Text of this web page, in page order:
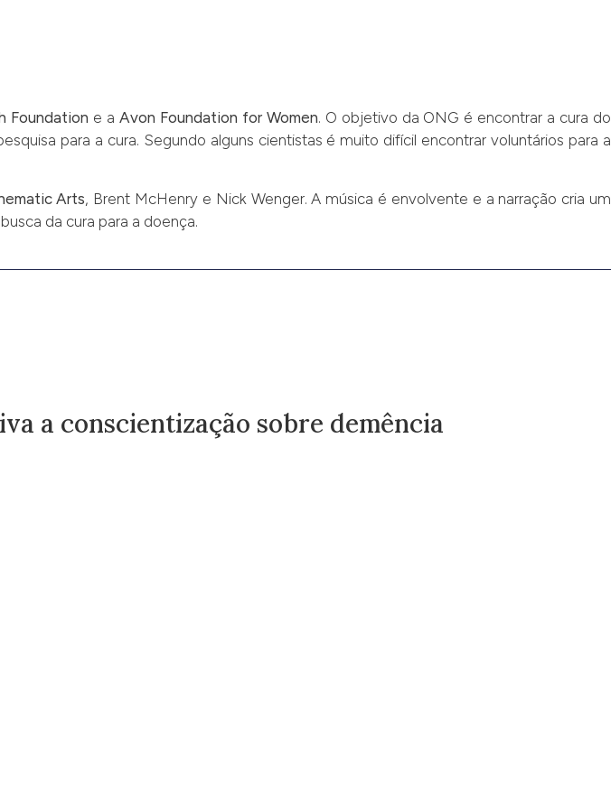
Foundation e aAvon Foundation for Women. O objetivo da ONG é encontrar a cura do
para a cura. Segundo alguns cientistas é muito difícil encontrar voluntários para a
Arts, Brent McHenry e Nick Wenger. A música é envolvente e a narração cria um
da cura para a doença.
a conscientização sobre demência